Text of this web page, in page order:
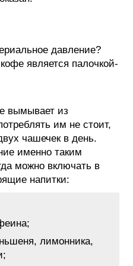
давление?
является палочкой-
вымывает из
им не стоит,
чашечек в день.
именно таким
можно включать в
напитки:
лимонника,